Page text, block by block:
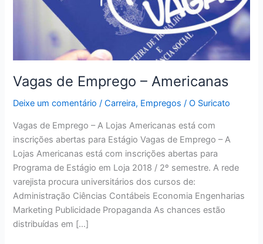
Vagas de Emprego – Americanas
Deixe um comentário /Carreira, Empregos /O Suricato
Vagas de Emprego – A Lojas Americanas está com
inscrições abertas para Estágio Vagas de Emprego – A
Lojas Americanas está com inscrições abertas para
Programa de Estágio em Loja 2018 / 2º semestre. A rede
varejista procura universitários dos cursos de:
Administração Ciências Contábeis Economia Engenharias
Marketing Publicidade Propaganda As chances estão
distribuídas em […]